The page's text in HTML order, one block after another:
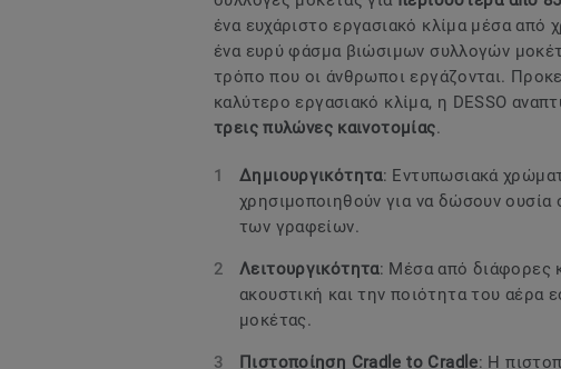
ένα ευχάριστο εργασιακό κλίμα μέσα από
ένα ευρύ φάσμα βιώσιμων συλλογών
τρόπο που οι άνθρωποι εργάζονται.
καλύτερο εργασιακό κλίμα, η DESSO
τρεις πυλώνες καινοτομίας.
Δημιουργικότητα: Εντυπωσιακά
χρησιμοποιηθούν για να δώσουν ουσία
των γραφείων.
Λειτουργικότητα: Μέσα από διάφορες
ακουστική και την ποιότητα του αέρα
μοκέτας.
Πιστοποίηση Cradle to Cradle: Η